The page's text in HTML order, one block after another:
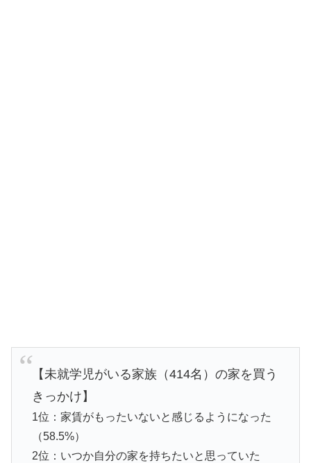
【未就学児がいる家族（414名）の家を買う
きっかけ】
1位：家賃がもったいないと感じるようになった
（58.5%）
2位：いつか自分の家を持ちたいと思っていた